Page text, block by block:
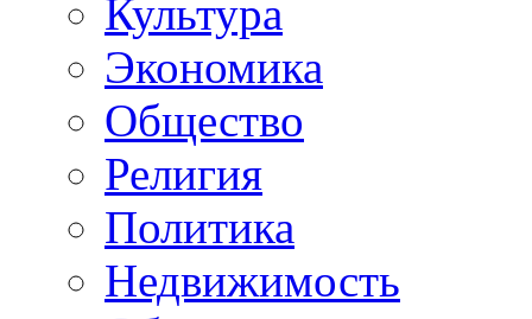
Культура
Экономика
Общество
Религия
Политика
Недвижимость